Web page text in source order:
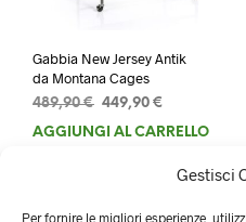
Gestisci
Per fornire le migliori esperienze,
Gabbia New Jersey Antik
da Montana Cages
489,90€ Il
prezzo
449,90 €
prezzo
449,90 €.
AGGIUNGI AL CARRELLO